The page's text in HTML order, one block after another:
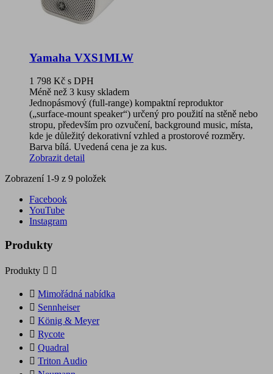
Yamaha VXS1MLW
1 798 Kč s DPH
Méně než 3 kusy skladem
Jednopásmový (full‑range) kompaktní reproduktor
(„surface‑mount speaker“) určený pro použití na stěně nebo
stropu, především pro ozvučení, background music, místa,
kde je důležitý dekorativní vzhled a prostorové rozměry.
Barva bílá. Uvedená cena je za kus.
Zobrazit detail
Zobrazení 1-9 z 9 položek
Facebook
YouTube
Instagram
Produkty
Produkty  
 Mimořádná nabídka
 Sennheiser
 König & Meyer
 Rycote
 Quadral
 Triton Audio